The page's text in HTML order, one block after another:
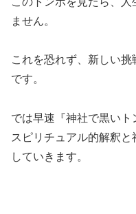
ません。
これを恐れず、新しい
です。
では早速『神社で黒いト
スピリチュアル的解釈
していきます。